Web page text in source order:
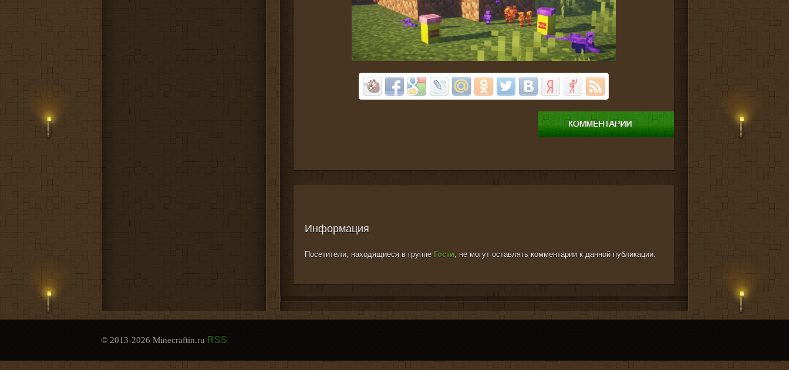
Информация
Посетители, находящиеся в группе Гости, не могут оставлять комментарии к данной публикации.
© 2013-2026 Minecraftin.ru RSS